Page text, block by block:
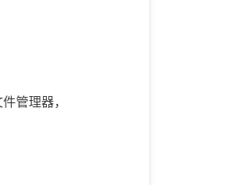
管理器，